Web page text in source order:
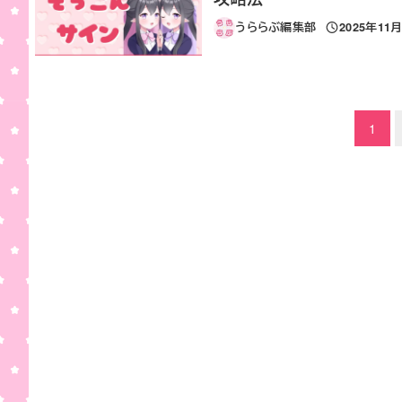
うららぶ編集部
投稿日
2025年11
1